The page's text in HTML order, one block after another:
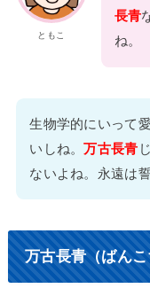
ともこ
長青
ね。
生物学的にいって
いしね。万古長青
ないよね。永遠は
万古長青（ばん